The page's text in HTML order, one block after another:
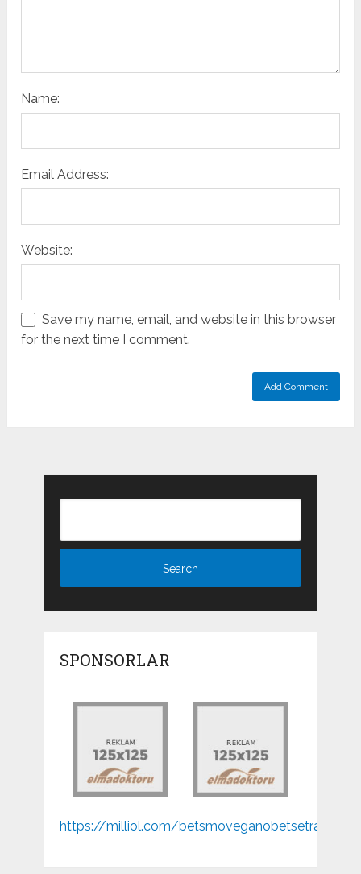
Name:
Email Address:
Website:
Save my name, email, and website in this browser
for the next time I comment.
SPONSORLAR
Mp3
https://milliol.com/betsmoveganobetsetrabet